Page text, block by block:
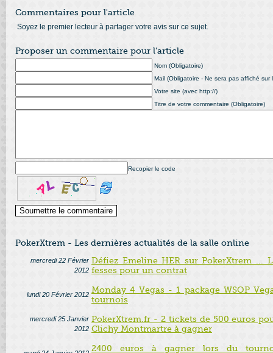
Commentaires pour l'article
Soyez le premier lecteur à partager votre avis sur ce sujet.
Proposer un commentaire pour l'article
Nom (Obligatoire)
Mail (Obligatoire - Ne sera pas affiché sur
Votre site (avec http://)
Titre de votre commentaire (Obligatoire)
Recopier le code
PokerXtrem - Les dernières actualités de la salle online
mercredi 22 Février
2012
Défiez Emeline HER sur PokerXtrem ...
fesses pour un contrat
lundi 20 Février 2012 Monday 4 Vegas - 1 package WSOP
tournois
mercredi 25 Janvier
2012
PokerXtrem.fr - 2 tickets de 500 euros
Clichy Montmartre à gagner
2400 euros à gagner lors du